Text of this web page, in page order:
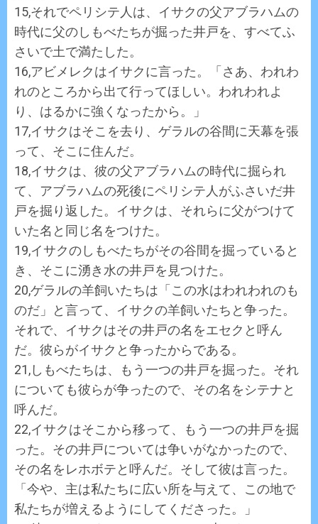
15,それでペリシテ人は、イサクの父アブラハムの
時代に父のしもべたちが掘った井戸を、すべてふ
さいで土で満たした。
16,アビメレクはイサクに言った。「さあ、われわ
れのところから出て行ってほしい。われわれよ
り、はるかに強くなったから。」
17,イサクはそこを去り、ゲラルの谷間に天幕を張
って、そこに住んだ。
18,イサクは、彼の父アブラハムの時代に掘られ
て、アブラハムの死後にペリシテ人がふさいだ井
戸を掘り返した。イサクは、それらに父がつけて
いた名と同じ名をつけた。
19,イサクのしもべたちがその谷間を掘っていると
き、そこに湧き水の井戸を見つけた。
20,ゲラルの羊飼いたちは「この水はわれわれのも
のだ」と言って、イサクの羊飼いたちと争った。
それで、イサクはその井戸の名をエセクと呼ん
だ。彼らがイサクと争ったからである。
21,しもべたちは、もう一つの井戸を掘った。それ
についても彼らが争ったので、その名をシテナと
呼んだ。
22,イサクはそこから移って、もう一つの井戸を掘
った。その井戸については争いがなかったので、
その名をレホボテと呼んだ。そして彼は言った。
「今や、主は私たちに広い所を与えて、この地で
私たちが増えるようにしてくださった。」